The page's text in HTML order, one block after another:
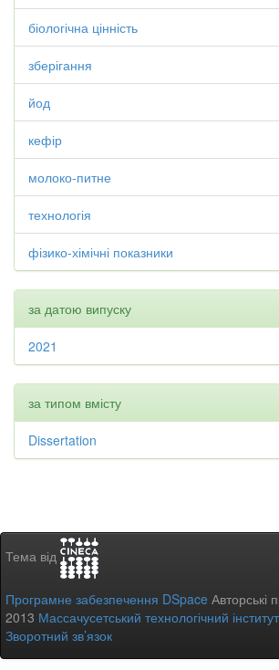
біологічна цінність
зберігання
йод
кефір
молоко-питне
технологія
фізико-хімічні показники
за датою випуску
2021
за типом вмісту
Dissertation
Тема від
Програмне забезпечення DSpace Авторські
2013 Массачусетський технологічний інститут
Зворотний зв’язок